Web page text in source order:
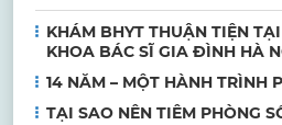
KHÁM BHYT THUẬN TIỆN
KHOA BÁC SĨ GIA ĐÌNH HÀ
14 NĂM – MỘT HÀNH TRÌNH
TẠI SAO NÊN TIÊM PHÒNG